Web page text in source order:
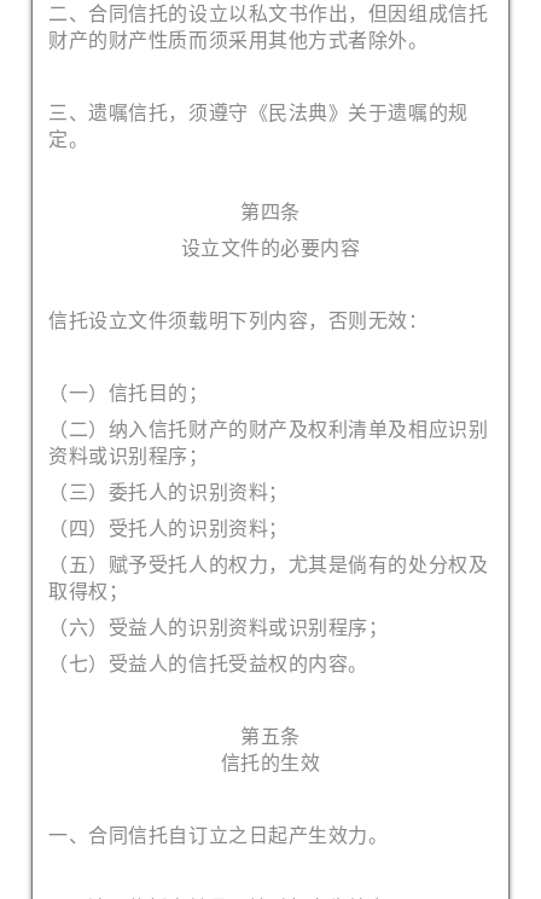
二、合同信托的设立以私文书作出，但因组成信托
财产的财产性质而须采用其他方式者除外。
三、遗嘱信托，须遵守《民法典》关于遗嘱的规
定。
第四条
设立文件的必要内容
信托设立文件须载明下列内容，否则无效：
（一）信托目的；
（二）纳入信托财产的财产及权利清单及相应识别
资料或识别 程序；
（三）委托人的识别资料；
（四）受托人的识别资料；
（五）赋予受托人的权力，尤其是倘有的处分权及
取得权；
（六）受益人的识别资料或识别程序；
（七）受益人的信托受益权的内容。
第五条
信托的生效
一、合同信托自订立之日起产生效力。